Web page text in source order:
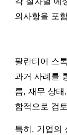
의사항을 포
팔란티어 스
과거 사례를
름, 재무 상
합적으로 검
특히, 기업의